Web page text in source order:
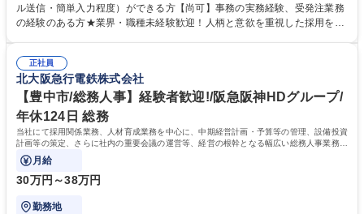
Xによる注文対応、Web発注データのプリントアウト、各仕入先・協力会
社への発注および加工依頼等 ■納品書・請求書の作成および発送手配 ■商
当社の指定する業務 募集職種 東京都品川区【営業アシスタント】未経験O
K◆受発注・事務◆年間休日130日
ル送信・簡単入力程度）ができる方【尚可】事務の実務経験、受発注業務
の経験のある方★業界・職種未経験歓迎！人柄と意欲を重視した採用を行
変化に臨機応変かつ柔軟に対応できる方、約束を守り正確に作業を進めら
れる方を求めています。高度なPCスキルや関数知識は一切不要です。丁
寧な指導体制が整っているため、安心してお仕事をスタートしていただけ
ます。 学歴・資格 学歴：大学院 大学 高専 短大 専修学校 高校 語学力：
資格：
正社員
北大阪急行電鉄株式会社
【豊中市/総務人事】経験者歓迎!/阪急阪神HDグループ/
年休124日 総務
当社にて採用関係業務、人材育成業務を中心に、中期経営計画・予算等の管理、設備投資
計画等の策定、さらに社内の重要会議の運営等、経営の根幹となる幅広い総務人事業務全
般を担当していただきます。
月給
30万円～38万円
勤務地